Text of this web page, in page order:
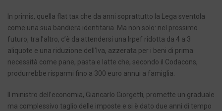
In primis, quella flat tax che da anni soprattutto la Lega sventola
come una sua bandiera identitaria. Ma non solo: nel prossimo
futuro, tra l’altro, c’è da attendersi una Irpef ridotta da 4 a 3
aliquote e una riduzione dell’Iva, azzerata per i beni di prima
necessità come pane, pasta e latte che, secondo il Codacons,
produrrebbe risparmi fino a 300 euro annui a famiglia.
Il ministro dell’economia, Giancarlo Giorgetti, promette un graduale
ma complessivo taglio delle imposte e si è dato due anni di tempo